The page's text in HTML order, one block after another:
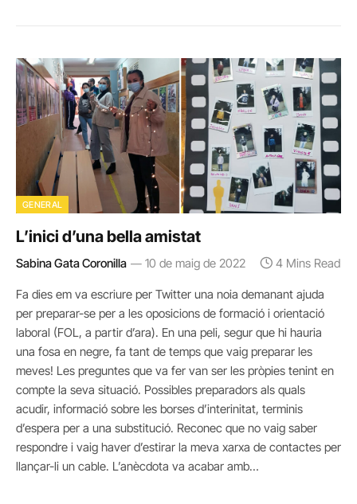
GENERAL
L’inici d’una bella amistat
Sabina Gata Coronilla 10 de maig de 2022 4 Mins Read
Fa dies em va escriure per Twitter una noia demanant ajuda
per preparar-se per a les oposicions de formació i orientació
laboral (FOL, a partir d’ara). En una peli, segur que hi hauria
una fosa en negre, fa tant de temps que vaig preparar les
meves! Les preguntes que va fer van ser les pròpies tenint en
compte la seva situació. Possibles preparadors als quals
acudir, informació sobre les borses d’interinitat, terminis
d’espera per a una substitució. Reconec que no vaig saber
respondre i vaig haver d’estirar la meva xarxa de contactes per
llançar-li un cable. L’anècdota va acabar amb…